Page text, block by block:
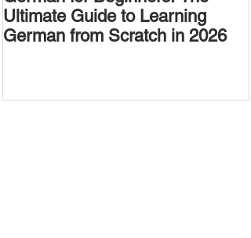
Ultimate Guide to Learning
German from Scratch in 2026